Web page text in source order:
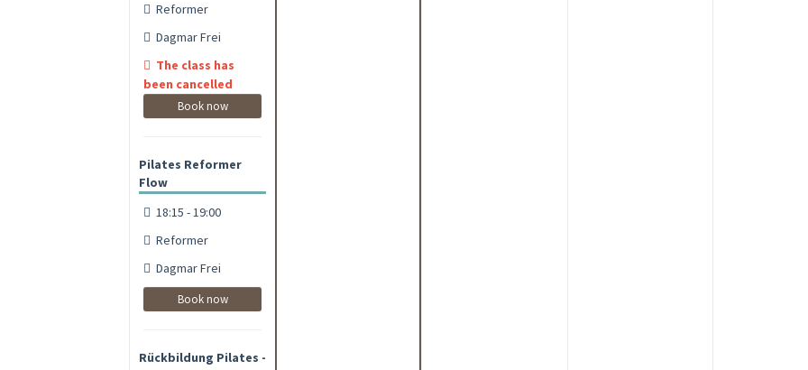
Reformer
Dagmar Frei
The class has
been cancelled
Book now
Pilates Reformer
Flow
18:15 - 19:00
Reformer
Dagmar Frei
Book now
Rückbildung Pilates -